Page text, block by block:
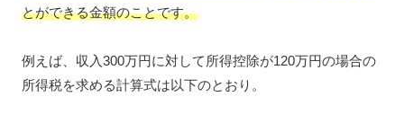
とができる金額のことです。
例えば、収入300万円に対して所得控除が120万円の場合の
所得税を求める計算式は以下のとおり。